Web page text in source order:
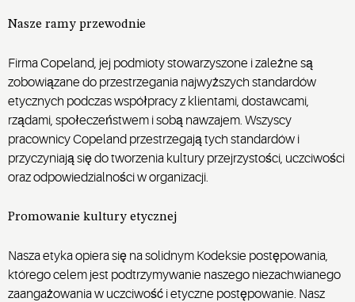
Nasze ramy przewodnie
Firma Copeland, jej podmioty stowarzyszone i zależne są
zobowiązane do przestrzegania najwyższych standardów
etycznych podczas współpracy z klientami, dostawcami,
rządami, społeczeństwem i sobą nawzajem. Wszyscy
pracownicy Copeland przestrzegają tych standardów i
przyczyniają się do tworzenia kultury przejrzystości, uczciwości
oraz odpowiedzialności w organizacji.
Promowanie kultury etycznej
Nasza etyka opiera się na solidnym Kodeksie postępowania,
którego celem jest podtrzymywanie naszego niezachwianego
zaangażowania w uczciwość i etyczne postępowanie. Nasz